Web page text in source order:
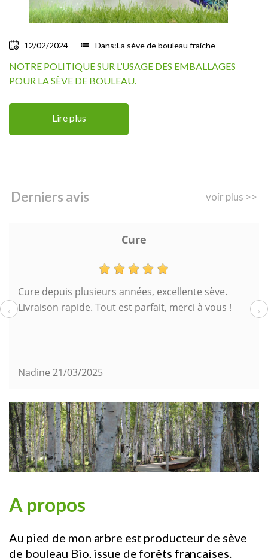
12/02/2024 list Dans:La sève de bouleau fraiche
NOTRE POLITIQUE SUR L’USAGE DES EMBALLAGES
POUR LA SÈVE DE BOULEAU.
Lire plus
Derniers avis voir plus >>
Parfait
Livraison à temps avec choix du moment.
Emballage parfait. Indication de la DLUO très
Gene 18/03/2025
‹ ›
A propos
Au pied de mon arbre est producteur de sève
de bouleau Bio, issue de forêts françaises.